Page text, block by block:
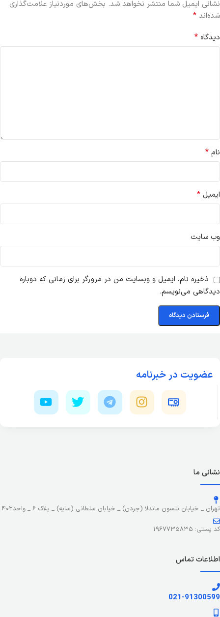
نشانی ایمیل شما منتشر نخواهد شد. بخش‌های موردنیاز علامت‌گذاری
شده‌اند *
دیدگاه *
نام *
ایمیل *
وب‌ سایت
ذخیره نام، ایمیل و وبسایت من در مرورگر برای زمانی که دوباره
دیدگاهی می‌نویسم.
عضویت در خبرنامه
نشانی ما
تهران _ خیابان نلسون ماندلا (جردن) _ خیابان سلطانی (سایه) _ پلاک ۶ _ واحد۴۰۲
کد پستی: ۱۹۶۷۷۳۵۸۳۵
اطلاعات تماس
021-91300599